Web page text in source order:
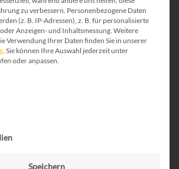
zu verbessern. Personenbezogene Daten
(z. B. IP-Adressen), z. B. für personalisierte
Anzeigen- und Inhaltsmessung. Weitere
Verwendung Ihrer Daten finden Sie in unserer
. Sie können Ihre Auswahl jederzeit unter
oder anpassen.
der Service-Gruppen, für die
Speichern